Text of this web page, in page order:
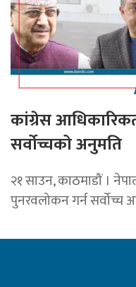
कांग्रेस
सर्वोच्चको अनुमति
२१ साउन, काठमाडौं ।
पुनरवलोकन गर्न सर्वोच्च